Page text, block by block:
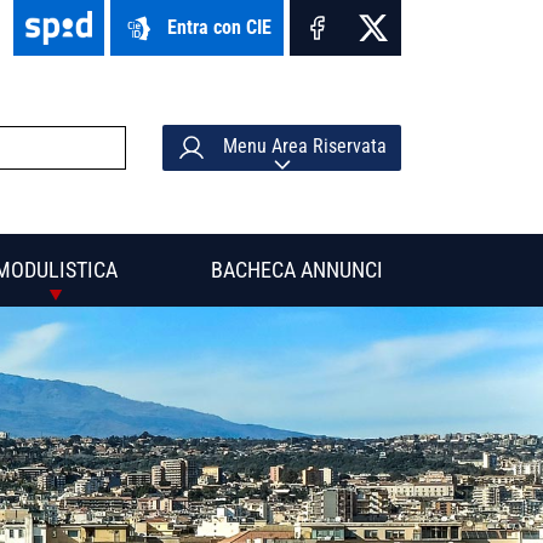
Entra con CIE
Menu Area Riservata
BACHECA ANNUNCI